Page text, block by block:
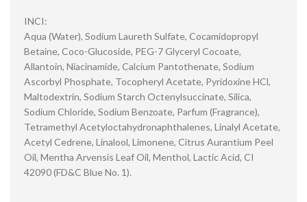
INCI:
Aqua (Water), Sodium Laureth Sulfate, Cocamidopropyl
Betaine, Coco-Glucoside, PEG-7 Glyceryl Cocoate,
Allantoin, Niacinamide, Calcium Pantothenate, Sodium
Ascorbyl Phosphate, Tocopheryl Acetate, Pyridoxine HCl,
Maltodextrin, Sodium Starch Octenylsuccinate, Silica,
Sodium Chloride, Sodium Benzoate, Parfum (Fragrance),
Tetramethyl Acetyloctahydronaphthalenes, Linalyl Acetate,
Acetyl Cedrene, Linalool, Limonene, Citrus Aurantium Peel
Oil, Mentha Arvensis Leaf Oil, Menthol, Lactic Acid, CI
42090 (FD&C Blue No. 1).